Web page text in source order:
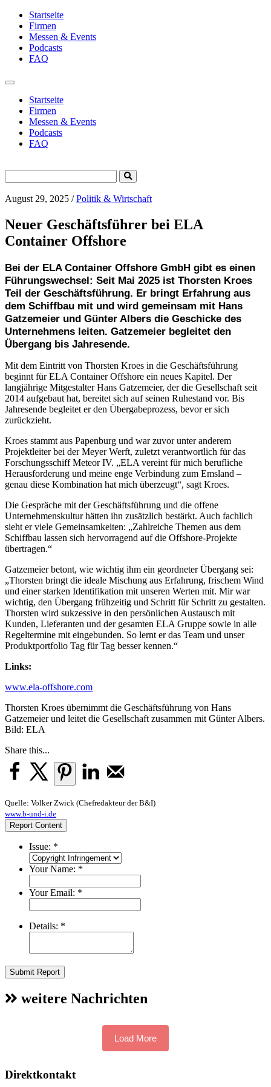
Startseite
Firmen
Messen & Events
Podcasts
FAQ
Toggle
navigationStartseite
Firmen
Messen & Events
Podcasts
FAQ
for:
Submit
Search
August 29, 2025 /Politik & Wirtschaft
Neuer Geschäftsführer bei ELA
Container Offshore
Bei der ELA Container Offshore GmbH gibt es einen
Führungswechsel: Seit Mai 2025 ist Thorsten Kroes
Teil der Geschäftsführung. Er bringt Erfahrung aus
dem Schiffbau mit und wird gemeinsam mit Hans
Gatzemeier und Günter Albers die Geschicke des
Unternehmens leiten. Gatzemeier begleitet den
Übergang bis Jahresende.
Mit dem Eintritt von Thorsten Kroes in die Geschäftsführung
beginnt für ELA Container Offshore ein neues Kapitel. Der
langjährige Mitgestalter Hans Gatzemeier, der die Gesellschaft seit
2014 aufgebaut hat, bereitet sich auf seinen Ruhestand vor. Bis
Jahresende begleitet er den Übergabeprozess, bevor er sich
zurückzieht.
Kroes stammt aus Papenburg und war zuvor unter anderem
Projektleiter bei der Meyer Werft, zuletzt verantwortlich für das
Forschungsschiff Meteor IV. „ELA vereint für mich berufliche
Herausforderung und meine enge Verbindung zum Emsland –
genau diese Kombination hat mich überzeugt“, sagt Kroes.
Die Gespräche mit der Geschäftsführung und die offene
Unternehmenskultur hätten ihn zusätzlich bestärkt. Auch fachlich
sieht er viele Gemeinsamkeiten: „Zahlreiche Themen aus dem
Schiffbau lassen sich hervorragend auf die Offshore-Projekte
übertragen.“
Gatzemeier betont, wie wichtig ihm ein geordneter Übergang sei:
„Thorsten bringt die ideale Mischung aus Erfahrung, frischem Wind
und einer starken Identifikation mit unseren Werten mit. Mir war
wichtig, den Übergang frühzeitig und Schritt für Schritt zu gestalten.
Thorsten wird sukzessive in den persönlichen Austausch mit
Kunden, Lieferanten und der gesamten ELA Gruppe sowie in alle
Regeltermine mit eingebunden. So lernt er das Team und unser
Produktportfolio Tag für Tag besser kennen.“
Links:
www.ela-offshore.com
Thorsten Kroes übernimmt die Geschäftsführung von Hans
Gatzemeier und leitet die Gesellschaft zusammen mit Günter Albers.
Bild: ELA
Share this...
Quelle: Volker Zwick (Chefredakteur der B&I)
www.b-und-i.de
Report Content
Issue: *
Your Name: *
Your Email: *
Details: *
Submit Report
weitere Nachrichten
Load More
Direktkontakt